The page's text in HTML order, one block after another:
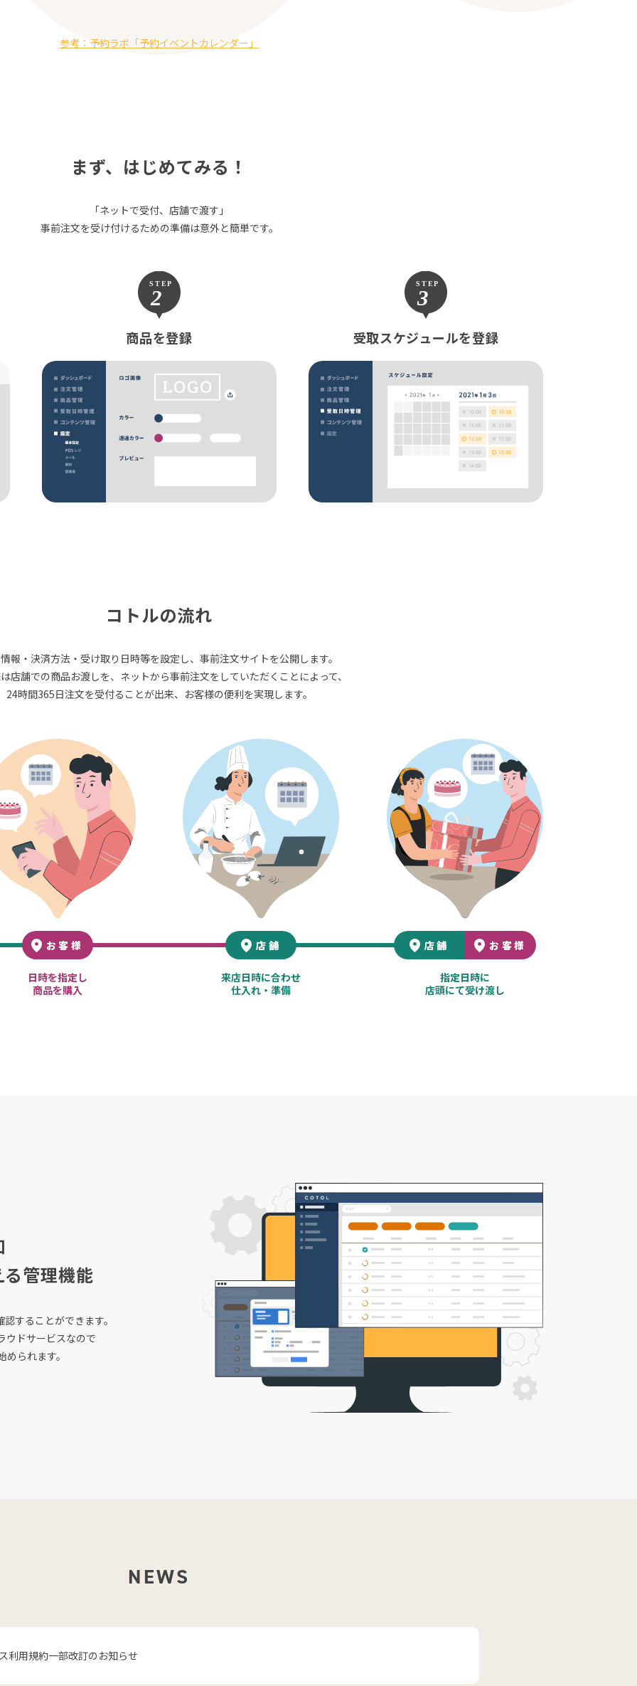
参考：予約ラボ「予約イベントカレンダー」
まず、はじめてみる！
「ネットで受付、店舗で渡す」
事前注文を受け付けるための準備は意外と簡単です。
商品を登録 受取スケジュールを登録
コトルの流れ
報・決済方法・受け取り日時等を設定し、事前注文サイトを公開します。
店舗での商品お渡しを、ネットから事前注文をしていただくことによって、
24時間365日注文を受付ることが出来、お客様の便利を実現します。
お客様
日時を指定し
商品を購入
店舗
来店日時に合わせ
仕入れ・準備
店舗 お客様
指定日時に
店頭にて受け渡し
管理機能
することができます。
ウドサービスなので
られます。
NEWS
利用規約一部改訂のお知らせ